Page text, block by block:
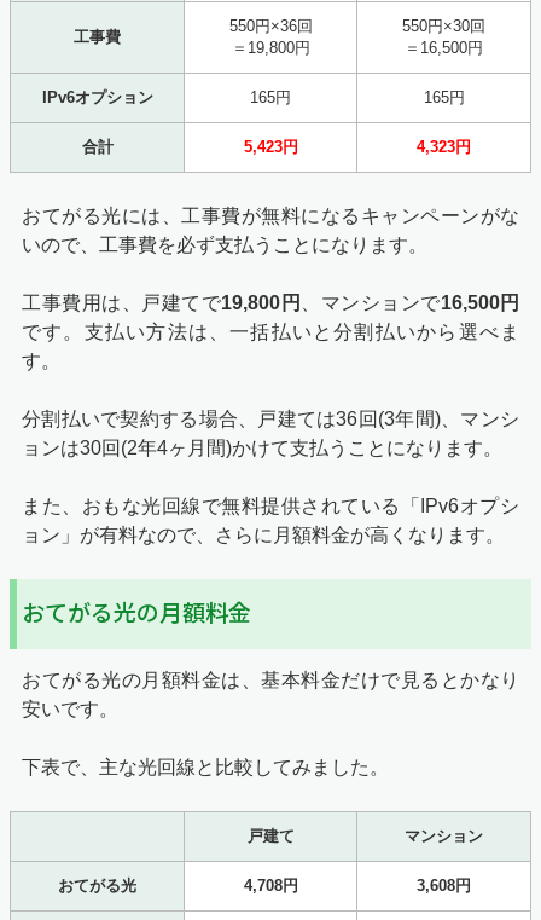
工事費
550円×36回
＝19,800円
550円×30回
＝16,500円
IPv6オプション 165円 165円
合計 5,423円 4,323円
おてがる光には、工事費が無料になるキャンペーンがな
いので、工事費を必ず支払うことになります。
工事費用は、戸建てで19,800円 、マンションで16,500円
です。支払い方法は、一括払いと分割払いから選べま
す。
分割払いで契約する場合、戸建ては36回(3年間)、マンシ
ョンは30回(2年4ヶ月間)かけて支払うことになります。
また、おもな光回線で無料提供されている「IPv6オプシ
ョン」が有料なので、さらに月額料金が高くなります。
おてがる光の月額料金
おてがる光の月額料金は、基本料金だけで見るとかなり
安いです。
下表で、主な光回線と比較してみました。
戸建て マンション
おてがる光 4,708円 3,608円